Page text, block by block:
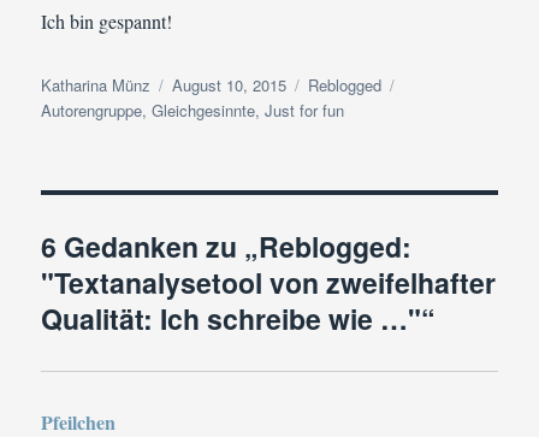
Ich bin gespannt!
Autor
Katharina Münz
Veröffentlicht
am
August 10, 2015 Kategorien
Reblogged
Autorengruppe,Gleichgesinnte,Just for fun
6 Gedanken zu „Reblogged:
"Textanalysetool von zweifelhafter
Qualität: Ich schreibe wie …"“
Pfeilchen